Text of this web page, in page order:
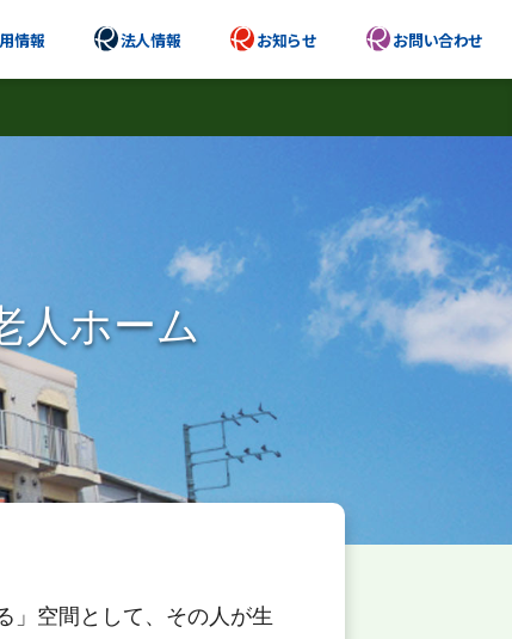
情報 法人情報 お知らせ お問い合わせ
人ホーム
」空間として、その人が生